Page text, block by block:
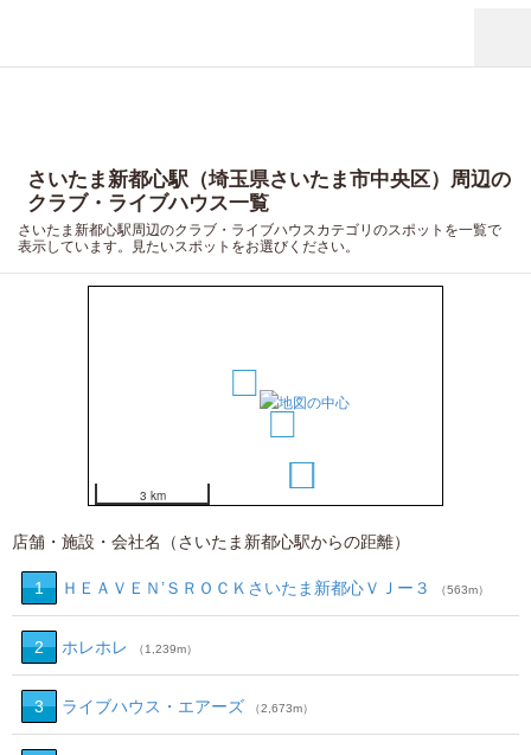
さいたま新都心駅（埼玉県さいたま市中央区）周辺の
クラブ・ライブハウス一覧
さいたま新都心駅周辺のクラブ・ライブハウスカテゴリのスポットを一覧で
表示しています。見たいスポットをお選びください。
3 km
店舗・施設・会社名（さいたま新都心駅からの距離）
1 ＨＥＡＶＥＮ’ＳＲＯＣＫさいたま新都心ＶＪー３ （563m）
2 ホレホレ （1,239m）
3 ライブハウス・エアーズ （2,673m）